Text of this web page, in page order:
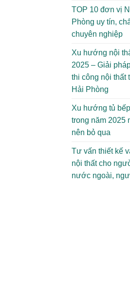
TOP 10 đơn vị
Phòng uy tín,
chuyên nghiệp
Xu hướng nội
2025 – Giải
thi công nội thất
Hải Phòng
Xu hướng tủ
trong năm 2025
nên bỏ qua
Tư vấn thiết kế
nội thất cho
nước ngoài,